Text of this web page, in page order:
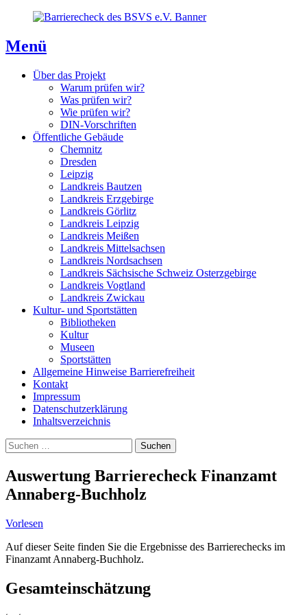
Inhaltsverzeichnis
Kontaktseite
Inhalt
Menü
Über das Projekt
Warum prüfen wir?
Was prüfen wir?
Wie prüfen wir?
DIN-Vorschriften
Öffentliche Gebäude
Chemnitz
Dresden
Leipzig
Landkreis Bautzen
Landkreis Erzgebirge
Landkreis Görlitz
Landkreis Leipzig
Landkreis Meißen
Landkreis Mittelsachsen
Landkreis Nordsachsen
Landkreis Sächsische Schweiz Osterzgebirge
Landkreis Vogtland
Landkreis Zwickau
Kultur- und Sportstätten
Bibliotheken
Kultur
Museen
Sportstätten
Allgemeine Hinweise Barrierefreiheit
Kontakt
Impressum
Datenschutzerklärung
Inhaltsverzeichnis
Suche
Suchen
nach:
Auswertung Barrierecheck Finanzamt
Annaberg-Buchholz
Vorlesen
Auf dieser Seite finden Sie die Ergebnisse des Barrierechecks im
Finanzamt Annaberg-Buchholz.
Gesamteinschätzung